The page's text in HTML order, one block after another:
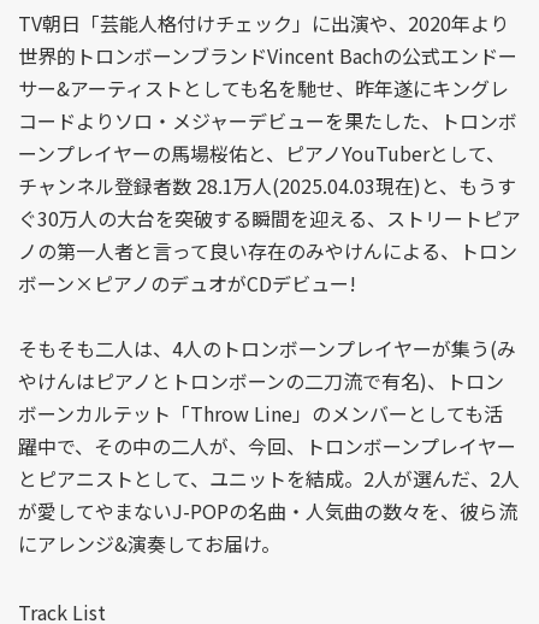
TV朝日「芸能人格付けチェック」に出演や、2020年より
世界的トロンボーンブランドVincent Bachの公式エンドー
サー&アーティストとしても名を馳せ、昨年遂にキングレ
コードよりソロ・メジャーデビューを果たした、トロンボ
ーンプレイヤーの馬場桜佑と、ピアノYouTuberとして、
チャンネル登録者数 28.1万人(2025.04.03現在)と、もうす
ぐ30万人の大台を突破する瞬間を迎える、ストリートピア
ノの第一人者と言って良い存在のみやけんによる、トロン
ボーン×ピアノのデュオがCDデビュー!
そもそも二人は、4人のトロンボーンプレイヤーが集う(み
やけんはピアノとトロンボーンの二刀流で有名)、トロン
ボーンカルテット「Throw Line」のメンバーとしても活
躍中で、その中の二人が、今回、トロンボーンプレイヤー
とピアニストとして、ユニットを結成。2人が選んだ、2人
が愛してやまないJ-POPの名曲・人気曲の数々を、彼ら流
にアレンジ&演奏してお届け。
Track List